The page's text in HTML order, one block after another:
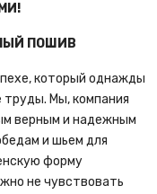
ПОШИВ
который однажды
труды. Мы, компания
верным и надежным
и шьем для
форму
не чувствовать